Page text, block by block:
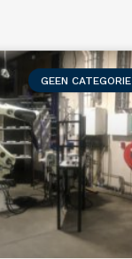
GEEN CATEGORIE